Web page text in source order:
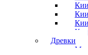
Кии
Древки